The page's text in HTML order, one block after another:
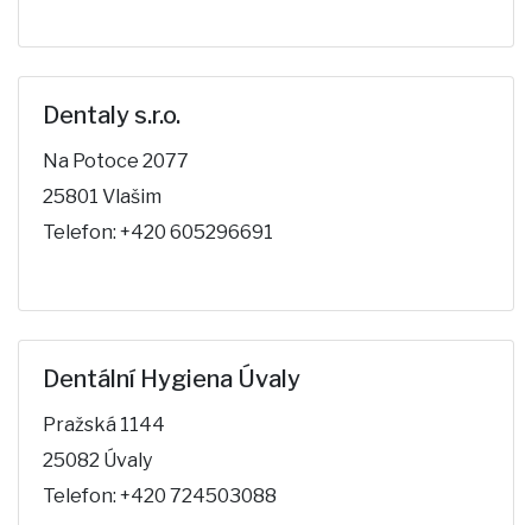
Dentaly s.r.o.
Na Potoce 2077
25801 Vlašim
Telefon: +420 605296691
Dentální Hygiena Úvaly
Pražská 1144
25082 Úvaly
Telefon: +420 724503088